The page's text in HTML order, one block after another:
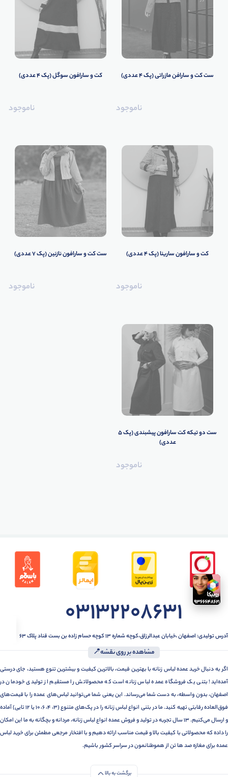
ست کت و سارافن مازراتی (پک 4 عددی)
ناموجود
کت و سارافون سوگل (پک 4 عددی)
ناموجود
کت و سارافون سارینا (پک 4 عددی)
ناموجود
ست کت و سارافون نازنین (پک 7 عددی)
ناموجود
ست دو تیکه کت سارافون پیشبندی (پک 5
عددی)
ناموجود
03132208631
آدرس تولیدی: اصفهان ،خیابان عبدالرزاق،کوچه شماره ۱۳ کوچه حسام زاده بن بست قناد پلاک ۶۳
مشاهده بر روی نقشه📍
اگر به دنبال خرید عمده لباس زنانه با بهترین قیمت، بالاترین کیفیت و بیشترین تنوع هستید، جای درستی
آمده‌اید! بتنی یک فروشگاه عمده لباس زنانه است که محصولاتش را مستقیم از تولیدی خودمان در
اصفهان، بدون واسطه، به دست شما می‌رساند. این یعنی شما می‌توانید لباس‌های عمده را با قیمت‌های
فوق‌العاده رقابتی تهیه کنید. ما در بتنی انواع لباس زنانه را در پک‌های متنوع (3، 4، 6، 10 یا 12 تایی) آماده
و ارسال می‌کنیم. 13 سال تجربه در تولید و فروش عمده انواع لباس زنانه، مردانه و بچگانه به ما این امکان
را داده که محصولاتی با کیفیت بالا و قیمت مناسب ارائه دهیم و با افتخار مرجعی مطمئن برای خرید لباس
عمده برای مغازه صد ها تن از هموطنانمون در سراسر کشور باشیم.
برگشت به بالا